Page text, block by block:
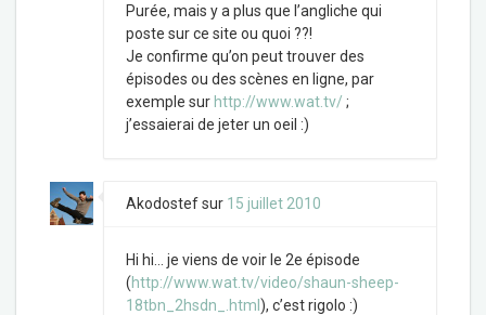
Purée, mais y a plus que l’angliche qui
poste sur ce site ou quoi ??!
Je confirme qu’on peut trouver des
épisodes ou des scènes en ligne, par
exemple sur http://www.wat.tv/ ;
j’essaierai de jeter un oeil :)
Akodostefsur 15 juillet 2010
Hi hi… je viens de voir le 2e épisode
(http://www.wat.tv/video/shaun-sheep-
18tbn_2hsdn_.html ), c’est rigolo :)